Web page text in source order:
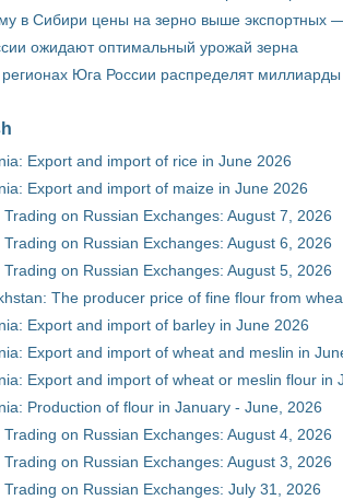
в Сибири цены на зерно выше экспортных
ожидают оптимальный урожай зерна
регионах Юга России распределят
Export and import of rice in June 2026
Export and import of maize in June 2026
Trading on Russian Exchanges: August 7, 2026
Trading on Russian Exchanges: August 6, 2026
Trading on Russian Exchanges: August 5, 2026
The producer price of fine flour from
Export and import of barley in June 2026
Export and import of wheat and meslin in
Export and import of wheat or meslin flour in
Production of flour in January - June, 2026
Trading on Russian Exchanges: August 4, 2026
Trading on Russian Exchanges: August 3, 2026
Trading on Russian Exchanges: July 31, 2026